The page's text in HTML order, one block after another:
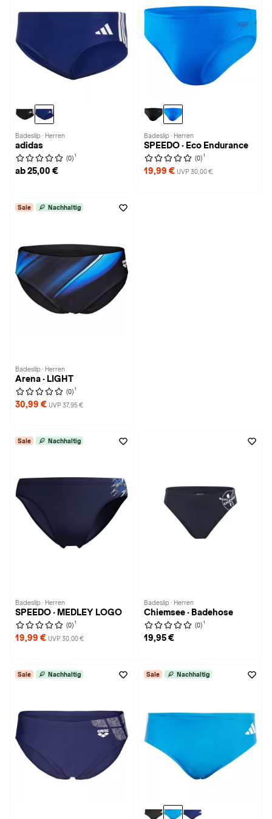
Badeslip · Herren
adidas
(0) 1
ab 25,00 €
Badeslip · Herren
SPEEDO · Eco Endurance
(0) 1
19,99 € UVP 30,00 €
Sale Nachhaltig
Badeslip · Herren
Arena · LIGHT
(0) 1
30,99 € UVP 37,95 €
Sale Nachhaltig
Badeslip · Herren
SPEEDO · MEDLEY LOGO
(0) 1
19,99 € UVP 30,00 €
Badeslip · Herren
Chiemsee · Badehose
(0) 1
19,95 €
Sale Nachhaltig Sale Nachhaltig